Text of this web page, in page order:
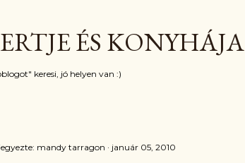
ÉS KONYHÁJA
keresi, jó helyen van :)
mandy tarragon január 05, 2010